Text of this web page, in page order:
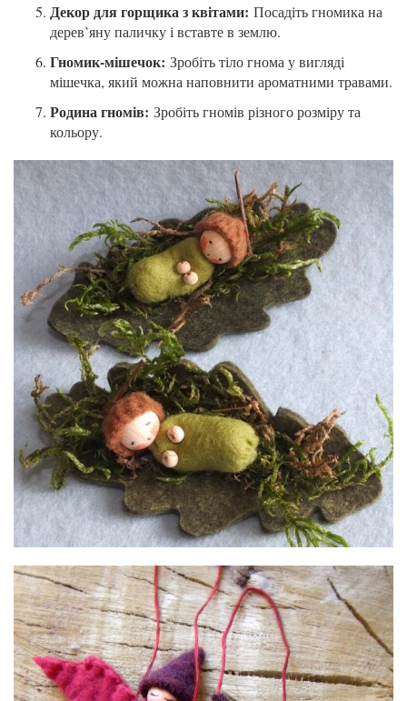
Декор для горщика з квітами: Посадіть гномика на
дерев’яну паличку і вставте в землю.
Гномик-мішечок: Зробіть тіло гнома у вигляді
мішечка, який можна наповнити ароматними травами.
Родина гномів: Зробіть гномів різного розміру та
кольору.